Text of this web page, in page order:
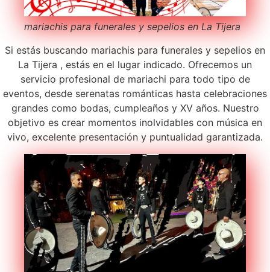
mariachis para funerales y sepelios en La Tijera
Si estás buscando mariachis para funerales y sepelios en
La Tijera , estás en el lugar indicado. Ofrecemos un
servicio profesional de mariachi para todo tipo de
eventos, desde serenatas románticas hasta celebraciones
grandes como bodas, cumpleaños y XV años. Nuestro
objetivo es crear momentos inolvidables con música en
vivo, excelente presentación y puntualidad garantizada.